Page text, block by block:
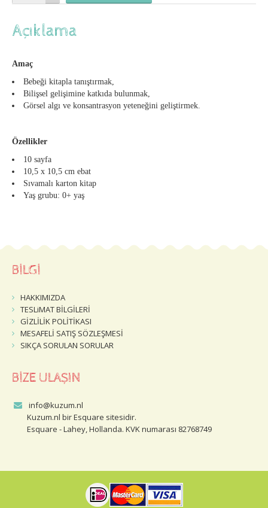
Açıklama
Amaç
Bebeği kitapla tanıştırmak,
Bilişsel gelişimine katkıda bulunmak,
Görsel algı ve konsantrasyon yeteneğini geliştirmek.
Özellikler
10 sayfa
10,5 x 10,5 cm ebat
Sıvamalı karton kitap
Yaş grubu: 0+ yaş
BİLGİ
HAKKIMIZDA
TESLiMAT BİLGİLERİ
GİZLİLİK POLİTİKASI
MESAFELİ SATIŞ SÖZLEŞMESİ
SIKÇA SORULAN SORULAR
BİZE ULAŞIN
info@kuzum.nl
Kuzum.nl bir Esquare sitesidir.
Esquare - Lahey, Hollanda. KVK numarası 82768749